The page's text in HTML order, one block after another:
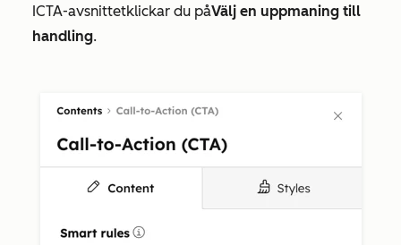
ICTA-avsnittetklickar du påVälj en uppmaning till
handling.